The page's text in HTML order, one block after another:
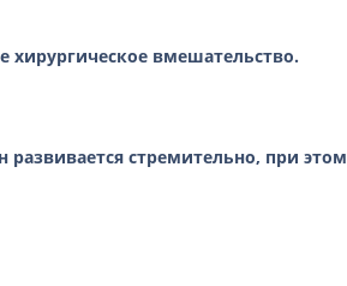
хирургическое вмешательство.
развивается стремительно, при этом